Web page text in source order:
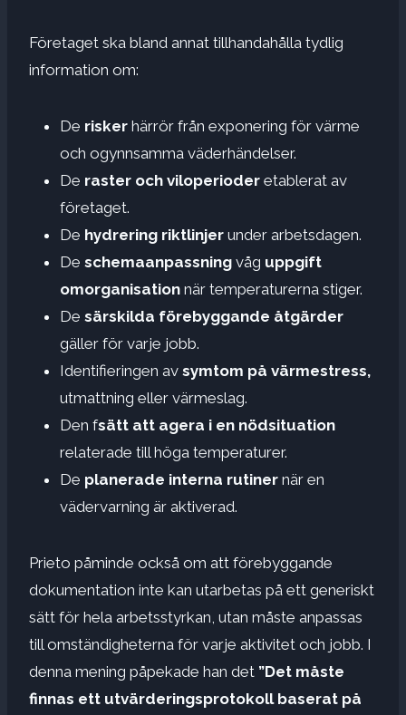
Företaget ska bland annat tillhandahålla tydlig
information om:
De risker härrör från exponering för värme
och ogynnsamma väderhändelser.
De raster och viloperioder etablerat av
företaget.
De hydrering riktlinjer under arbetsdagen.
De schemaanpassning våg uppgift
omorganisation när temperaturerna stiger.
De särskilda förebyggande åtgärder
gäller för varje jobb.
Identifieringen av symtom på värmestress,
utmattning eller värmeslag.
Den fsätt att agera i en nödsituation
relaterade till höga temperaturer.
De planerade interna rutiner när en
vädervarning är aktiverad.
Prieto påminde också om att förebyggande
dokumentation inte kan utarbetas på ett generiskt
sätt för hela arbetsstyrkan, utan måste anpassas
till omständigheterna för varje aktivitet och jobb. I
denna mening påpekade han det ”Det måste
finnas ett utvärderingsprotokoll baserat på